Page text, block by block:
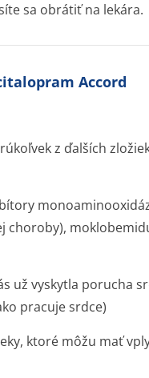
sa obrátiť na lekára.
Accord
z ďalších
choroby),
už vyskytla porucha
pracuje srdce)
ktoré môžu mať